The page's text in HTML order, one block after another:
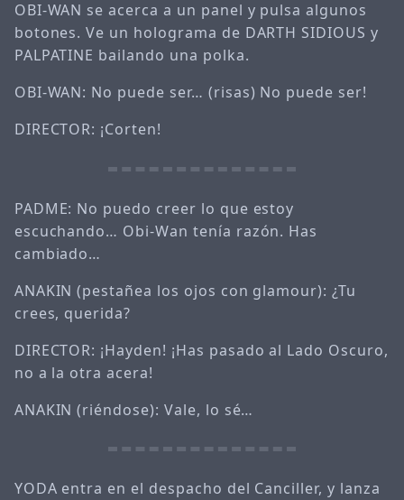
OBI-WAN se acerca a un panel y pulsa algunos
botones. Ve un holograma de DARTH SIDIOUS y
PALPATINE bailando una polka.
OBI-WAN: No puede ser… (risas) No puede ser!
DIRECTOR: ¡Corten!
PADME: No puedo creer lo que estoy
escuchando… Obi-Wan tenía razón. Has
cambiado…
ANAKIN (pestañea los ojos con glamour): ¿Tu
crees, querida?
DIRECTOR: ¡Hayden! ¡Has pasado al Lado Oscuro,
no a la otra acera!
ANAKIN (riéndose): Vale, lo sé…
YODA entra en el despacho del Canciller, y lanza